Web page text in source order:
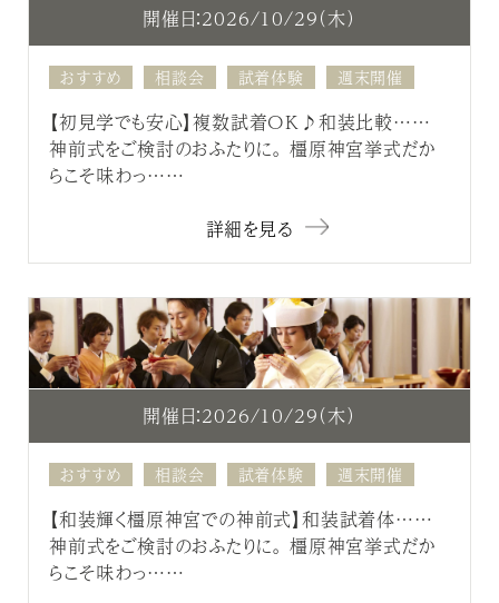
開催日：2026/10/29（木）
おすすめ 相談会 試着体験 週末開催
【初見学でも安心】複数試着OK♪和装比較……
神前式をご検討のおふたりに。 橿原神宮挙式だか
らこそ味わっ……
詳細を見る
開催日：2026/10/29（木）
おすすめ 相談会 試着体験 週末開催
【和装輝く橿原神宮での神前式】和装試着体……
神前式をご検討のおふたりに。 橿原神宮挙式だか
らこそ味わっ……